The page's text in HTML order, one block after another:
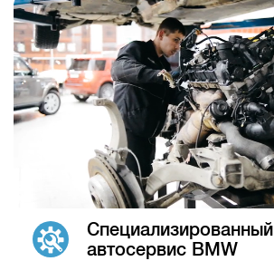
Специализированный
автосервис BMW